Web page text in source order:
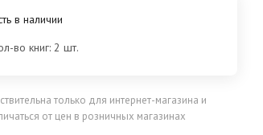
в наличии
во книг: 2 шт.
только для интернет-магазина и
от цен в розничных магазинах